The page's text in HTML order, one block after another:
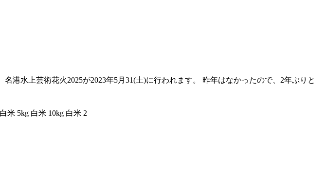
港水上芸術花火2025が2023年5月31(土)に行われます。 昨年はなかったので、2年ぶりと
米 5kg 白米 10kg 白米 2